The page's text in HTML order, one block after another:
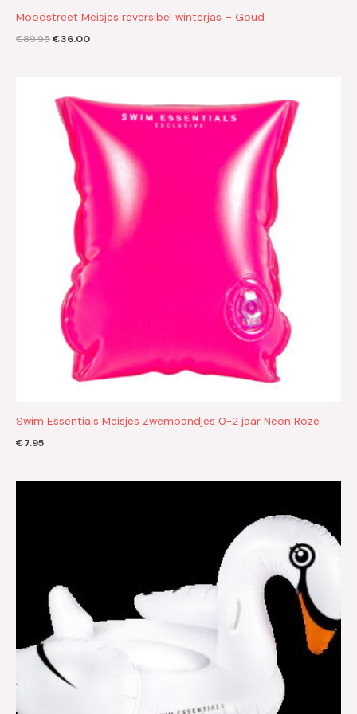
Moodstreet Meisjes reversibel winterjas – Goud
€89.95€36.00
Swim Essentials Meisjes Zwembandjes 0-2 jaar Neon Roze
€7.95